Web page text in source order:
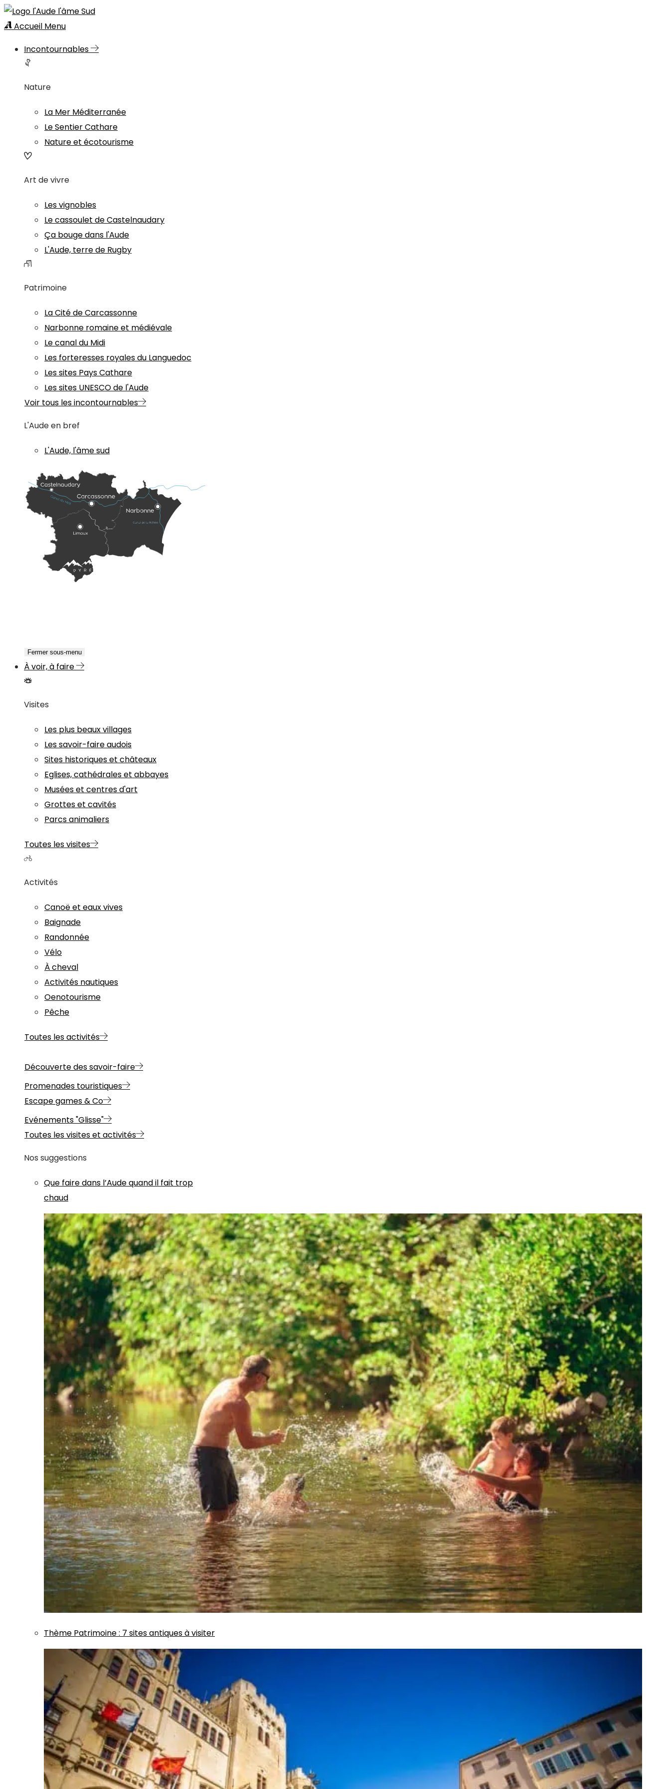
Accueil Menu
Incontournables
Nature
La Mer Méditerranée
Le Sentier Cathare
Nature et écotourisme
Art de vivre
Les vignobles
Le cassoulet de Castelnaudary
Ça bouge dans l'Aude
L'Aude, terre de Rugby
Patrimoine
La Cité de Carcassonne
Narbonne romaine et médiévale
Le canal du Midi
Les forteresses royales du Languedoc
Les sites Pays Cathare
Les sites UNESCO de l'Aude
Voir tous les incontournables
L'Aude en bref
L'Aude, l'âme sud
Fermer sous-menu
À voir, à faire
Visites
Les plus beaux villages
Les savoir-faire audois
Sites historiques et châteaux
Eglises, cathédrales et abbayes
Musées et centres d'art
Grottes et cavités
Parcs animaliers
Toutes les visites
Activités
Canoë et eaux vives
Baignade
Randonnée
Vélo
À cheval
Activités nautiques
Oenotourisme
Pêche
Toutes les activités
Découverte des savoir-faire
Promenades touristiques
Escape games & Co
Evénements "Glisse"
Toutes les visites et activités
Nos suggestions
Que faire dans l’Aude quand il fait trop
chaud
Thème Patrimoine: 7 sites antiques à visiter